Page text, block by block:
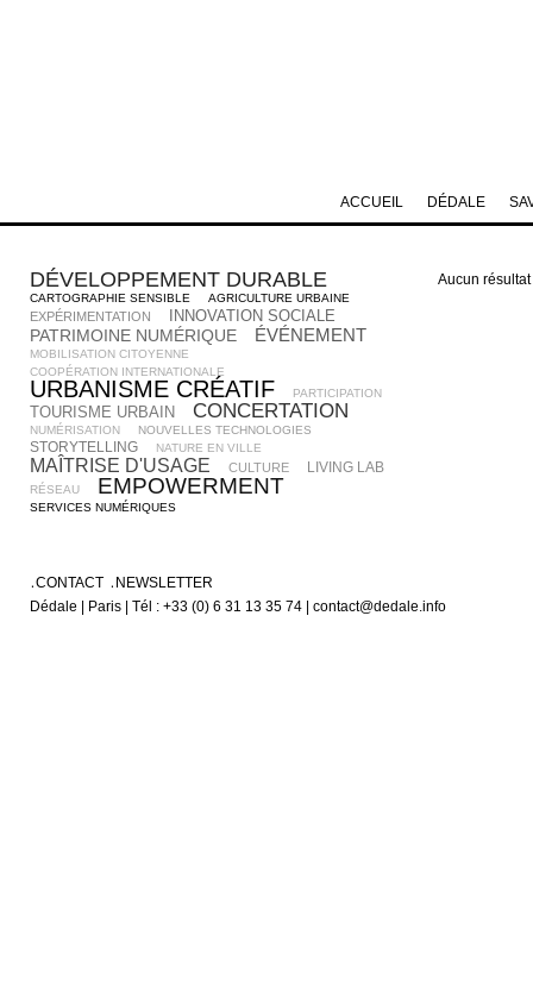
DÉVELOPPEMENT DURABLE
CARTOGRAPHIE SENSIBLE AGRICULTURE URBAINE
EXPÉRIMENTATION INNOVATION SOCIALE
PATRIMOINE NUMÉRIQUE ÉVÉNEMENT
MOBILISATION CITOYENNE
COOPÉRATION INTERNATIONALE
URBANISME CRÉATIF PARTICIPATION
TOURISME URBAIN CONCERTATION
NUMÉRISATION NOUVELLES TECHNOLOGIES
STORYTELLING NATURE EN VILLE
MAÎTRISE D'USAGE CULTURE LIVING LAB
RÉSEAU EMPOWERMENT
SERVICES NUMÉRIQUES
Aucun
DÉDALE
ACCUEIL
CONTACT
NEWSLETTER
Dédale | Paris | Tél : +33 (0) 6 31 13 35 74 | contact@dedale.info